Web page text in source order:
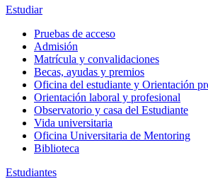
Estudiar
Pruebas de acceso
Admisión
Matrícula y convalidaciones
Becas, ayudas y premios
Oficina del estudiante y Orientación
Orientación laboral y profesional
Observatorio y casa del Estudiante
Vida universitaria
Oficina Universitaria de Mentoring
Biblioteca
Estudiantes